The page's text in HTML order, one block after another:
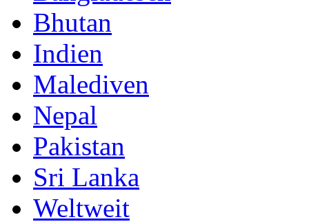
Bhutan
Indien
Malediven
Nepal
Pakistan
Sri Lanka
Weltweit